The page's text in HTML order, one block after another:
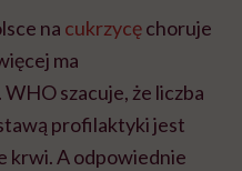
na cukrzycęchoruje
ma
szacuje, że liczba
profilaktyki jest
krwi. A odpowiednie